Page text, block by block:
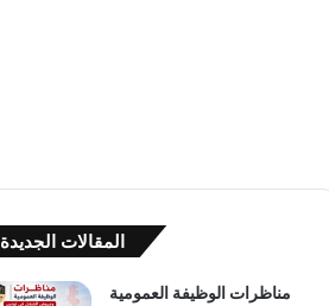
المقالات الجديدة
مناظرات الوظيفة العمومية